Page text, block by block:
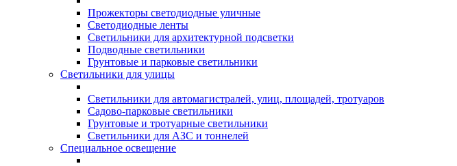
Прожекторы светодиодные уличные
Светодиодные ленты
Светильники для архитектурной подсветки
Подводные светильники
Грунтовые и парковые светильники
Светильники для улицы
Светильники для автомагистралей, улиц, площадей, тротуаров
Садово-парковые светильники
Грунтовые и тротуарные светильники
Светильники для АЗС и тоннелей
Специальное освещение